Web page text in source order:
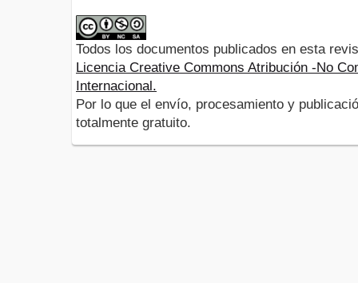
Todos los documentos publicados en esta
Licencia Creative Commons Atribución -No
Internacional.
Por lo que el envío, procesamiento y
totalmente gratuito.